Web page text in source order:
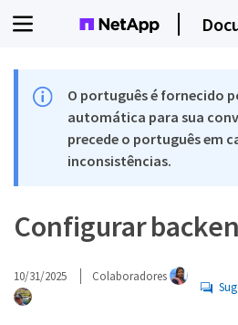
O português é fornecido
automática para sua
precede o português em
inconsistências.
Configurar
10/31/2025 Colaboradores